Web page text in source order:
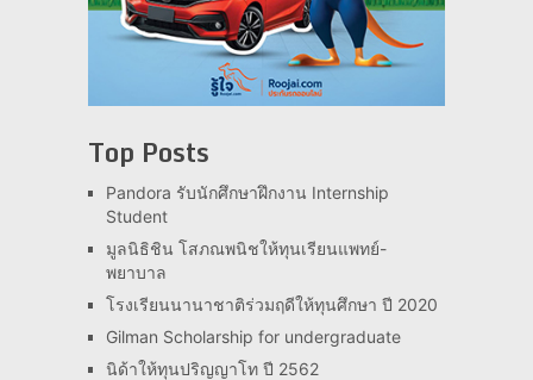
Top Posts
Pandora รับนักศึกษาฝึกงาน Internship
Student
มูลนิธิชิน โสภณพนิชให้ทุนเรียนแพทย์-
พยาบาล
โรงเรียนนานาชาติร่วมฤดีให้ทุนศึกษา ปี 2020
Gilman Scholarship for undergraduate
นิด้าให้ทุนปริญญาโท ปี 2562